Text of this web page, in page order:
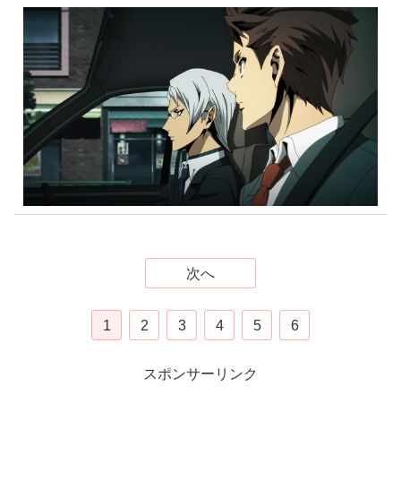
次へ
1 2 3 4 5 6
スポンサーリンク